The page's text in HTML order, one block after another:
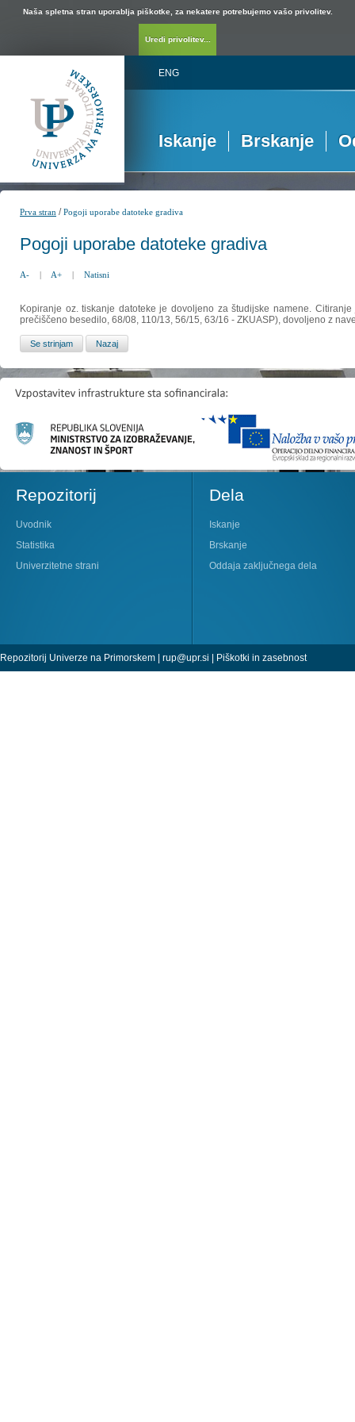
Naša spletna stran uporablja piškotke, za nekatere potrebujemo vašo privolitev.
Uredi privolitev...
ENG
Iskanje Brskanje
Prva stran /Pogoji uporabe datoteke gradiva
Pogoji uporabe datoteke gradiva
A- | A+ | Natisni
Kopiranje oz. tiskanje datoteke je dovoljeno za študijske namene.
prečiščeno besedilo, 68/08, 110/13, 56/15, 63/16 - ZKUASP), dovoljeno z
Repozitorij
Uvodnik
Statistika
Univerzitetne strani
Dela
Iskanje
Brskanje
Oddaja zaključnega dela
Repozitorij Univerze na Primorskem | rup@upr.si | Piškotki in zasebnost